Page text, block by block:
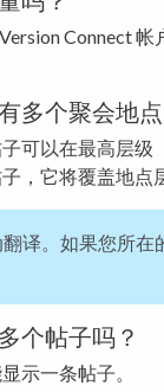
Connect
多个聚会地
可以在最高层
，它将覆盖地点
翻译。如果您所在
个帖子吗？
示一条帖子。